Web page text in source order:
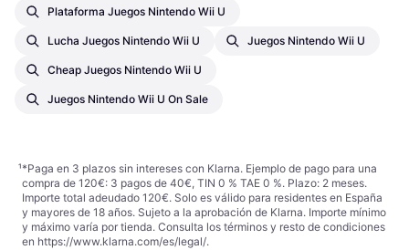
Plataforma Juegos Nintendo Wii U
Lucha Juegos Nintendo Wii U Juegos Nintendo Wii U
Cheap Juegos Nintendo Wii U
Juegos Nintendo Wii U On Sale
¹*Paga en 3 plazos sin intereses con Klarna. Ejemplo de pago para una
compra de 120€: 3 pagos de 40€, TIN 0 % TAE 0 %. Plazo: 2 meses.
Importe total adeudado 120€. Solo es válido para residentes en España
y mayores de 18 años. Sujeto a la aprobación de Klarna. Importe mínimo
y máximo varía por tienda. Consulta los términos y resto de condiciones
en https://www.klarna.com/es/legal/.